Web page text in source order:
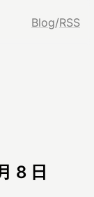
Blog/RSS
8 日